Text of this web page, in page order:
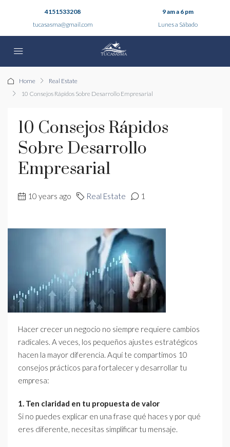
4151533208
tucasasma@gmail.com
9 am a 6 pm
Lunes a Sábado
Home
Real Estate
10 Consejos Rápidos Sobre Desarrollo Empresarial
10 Consejos Rápidos
Sobre Desarrollo
Empresarial
10 years ago Real Estate 1
Hacer crecer un negocio no siempre requiere cambios
radicales. A veces, los pequeños ajustes estratégicos
hacen la mayor diferencia. Aquí te compartimos 10
consejos prácticos para fortalecer y desarrollar tu
empresa:
1. Ten claridad en tu propuesta de valor
Si no puedes explicar en una frase qué haces y por qué
eres diferente, necesitas simplificar tu mensaje.